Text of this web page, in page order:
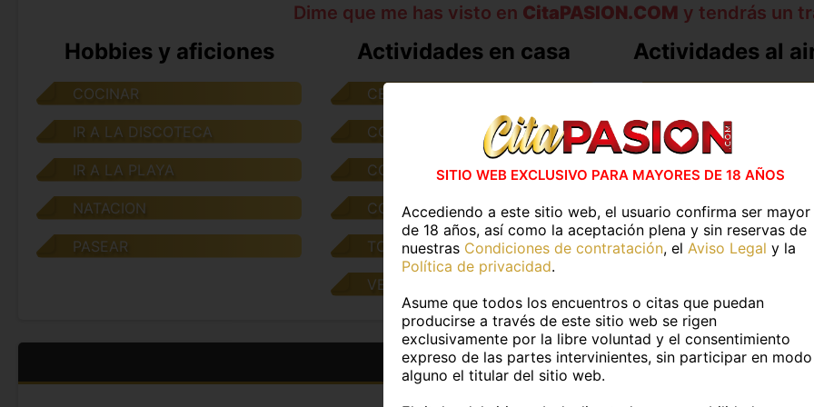
Dime que me has visto en CitaPASION.COM y tendrás un
Hobbies y aficiones
COCINAR
IR A LA DISCOTECA
IR A LA PLAYA
NATACION
PASEAR
Actividades en casa
CENAR JUNTOS
COCINAR
COMER JUNTOS
CONVERSAR
TOMAR UN CAFE
VER UNA PELICULA
Actividades al
IR A PESCAR
IR A UN RESTAURANTE
PASEAR POR LA
PASEAR POR LA
Más información
SITIO WEB EXCLUSIVO PARA MAYORES DE 18 AÑOS
Accediendo a este sitio web, el usuario confirma ser mayor
de 18 años, así como la aceptación plena y sin reservas de
nuestras Condiciones de contratación, el Aviso Legal y la
Política de privacidad.
Asume que todos los encuentros o citas que puedan
producirse a través de este sitio web se rigen
exclusivamente por la libre voluntad y el consentimiento
expreso de las partes intervinientes, sin participar en modo
alguno el titular del sitio web.